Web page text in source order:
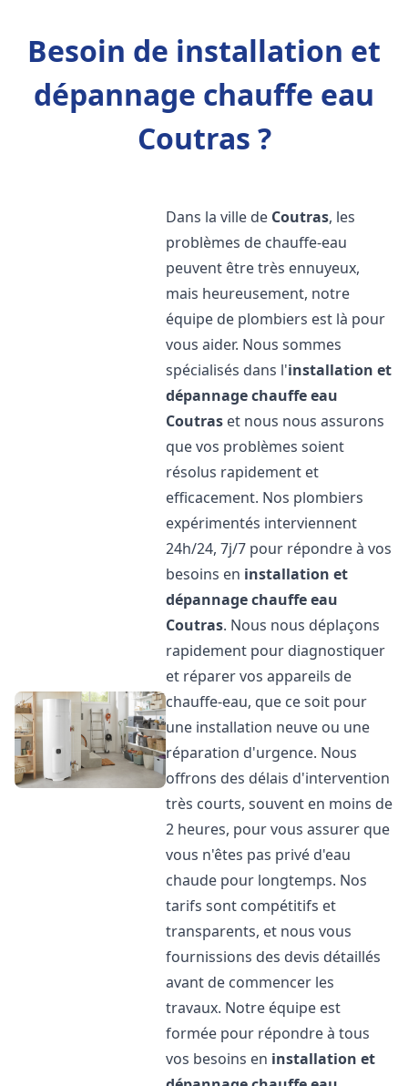
Besoin de installation et
dépannage chauffe eau
Coutras ?
Dans la ville de Coutras, les
problèmes de chauffe-eau
peuvent être très ennuyeux,
mais heureusement, notre
équipe de plombiers est là pour
vous aider. Nous sommes
spécialisés dans l'installation et
dépannage chauffe eau
Coutras et nous nous assurons
que vos problèmes soient
résolus rapidement et
efficacement. Nos plombiers
expérimentés interviennent
24h/24, 7j/7 pour répondre à vos
besoins en installation et
dépannage chauffe eau
Coutras. Nous nous déplaçons
rapidement pour diagnostiquer
et réparer vos appareils de
chauffe-eau, que ce soit pour
une installation neuve ou une
réparation d'urgence. Nous
offrons des délais d'intervention
très courts, souvent en moins de
2 heures, pour vous assurer que
vous n'êtes pas privé d'eau
chaude pour longtemps. Nos
tarifs sont compétitifs et
transparents, et nous vous
fournissions des devis détaillés
avant de commencer les
travaux. Notre équipe est
formée pour répondre à tous
vos besoins en installation et